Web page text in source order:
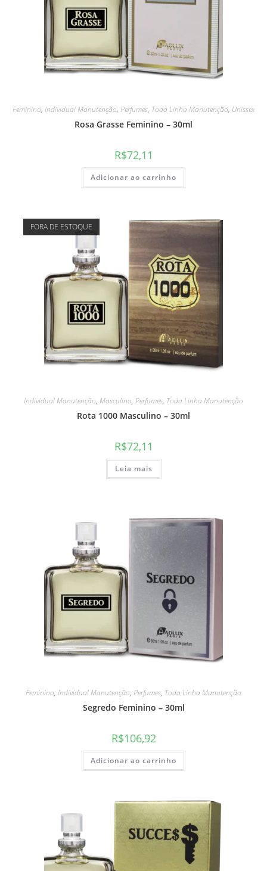
Feminino, Individual Manutenção, Perfumes, Toda Linha Manutenção, Unissex
Rosa Grasse Feminino – 30ml
R$72,11
Adicionar ao carrinho
FORA DE ESTOQUE
Individual Manutenção, Masculino, Perfumes, Toda Linha Manutenção
Rota 1000 Masculino – 30ml
R$72,11
Leia mais
Feminino, Individual Manutenção, Perfumes, Toda Linha Manutenção
Segredo Feminino – 30ml
R$106,92
Adicionar ao carrinho